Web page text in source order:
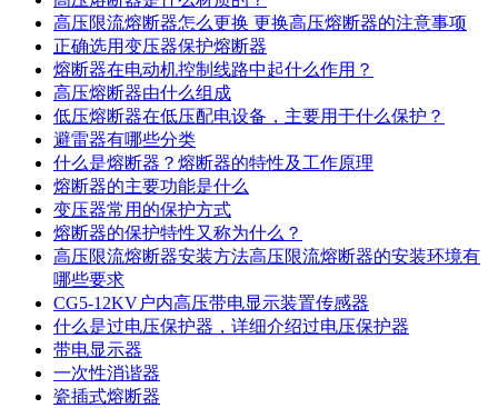
高压限流熔断器怎么更换 更换高压熔断器的注意事项
正确选用变压器保护熔断器
熔断器在电动机控制线路中起什么作用？
高压熔断器由什么组成
低压熔断器在低压配电设备，主要用于什么保护？
避雷器有哪些分类
什么是熔断器？熔断器的特性及工作原理
熔断器的主要功能是什么
变压器常用的保护方式
熔断器的保护特性又称为什么？
高压限流熔断器安装方法高压限流熔断器的安装环境有
哪些要求
CG5-12KV户内高压带电显示装置传感器
什么是过电压保护器，详细介绍过电压保护器
带电显示器
一次性消谐器
瓷插式熔断器